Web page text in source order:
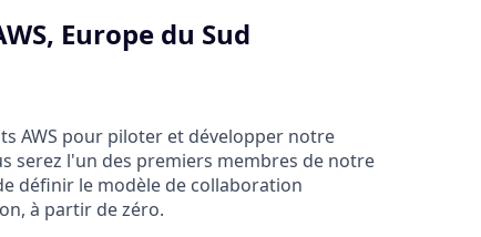
Europe du Sud
AWS pour piloter et développer notre
serez l'un des premiers membres de notre
définir le modèle de collaboration
à partir de zéro.